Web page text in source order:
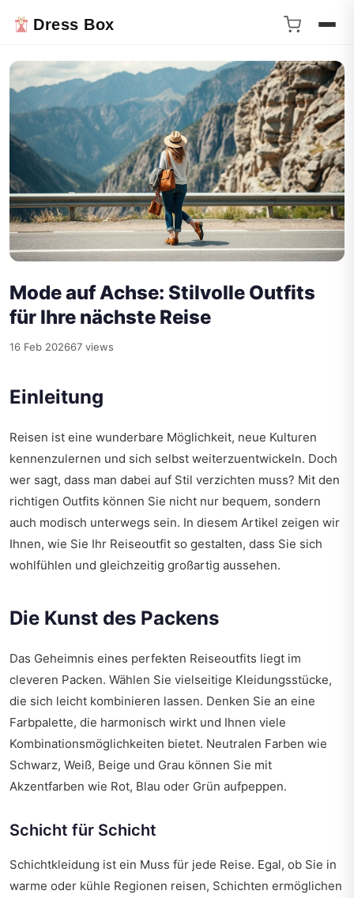
Dress Box
Mode auf Achse: Stilvolle Outfits
für Ihre nächste Reise
16 Feb 202667 views
Einleitung
Reisen ist eine wunderbare Möglichkeit, neue Kulturen
kennenzulernen und sich selbst weiterzuentwickeln. Doch
wer sagt, dass man dabei auf Stil verzichten muss? Mit den
richtigen Outfits können Sie nicht nur bequem, sondern
auch modisch unterwegs sein. In diesem Artikel zeigen wir
Ihnen, wie Sie Ihr Reiseoutfit so gestalten, dass Sie sich
wohlfühlen und gleichzeitig großartig aussehen.
Die Kunst des Packens
Das Geheimnis eines perfekten Reiseoutfits liegt im
cleveren Packen. Wählen Sie vielseitige Kleidungsstücke,
die sich leicht kombinieren lassen. Denken Sie an eine
Farbpalette, die harmonisch wirkt und Ihnen viele
Kombinationsmöglichkeiten bietet. Neutralen Farben wie
Schwarz, Weiß, Beige und Grau können Sie mit
Akzentfarben wie Rot, Blau oder Grün aufpeppen.
Schicht für Schicht
Schichtkleidung ist ein Muss für jede Reise. Egal, ob Sie in
warme oder kühle Regionen reisen, Schichten ermöglichen